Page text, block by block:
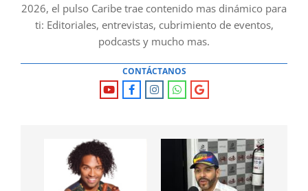
2026, el pulso Caribe trae contenido mas dinámico para
ti: Editoriales, entrevistas, cubrimiento de eventos,
podcasts y mucho mas.
CONTÁCTANOS